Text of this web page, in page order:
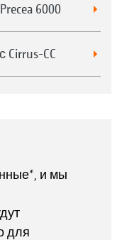
6000
Cirrus-CC
и мы
для